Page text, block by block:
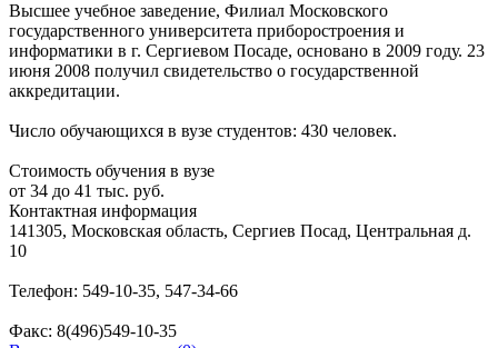
Высшее учебное заведение, Филиал Московского
государственного университета приборостроения и
информатики в г. Сергиевом Посаде, основано в 2009 году. 23
июня 2008 получил свидетельство о государственной
аккредитации.
Число обучающихся в вузе студентов: 430 человек.
Стоимость обучения в вузе
от 34 до 41 тыс. руб.
Контактная информация
141305, Московская область, Сергиев Посад, Центральная д.
10
Телефон: 549-10-35, 547-34-66
Факс: 8(496)549-10-35